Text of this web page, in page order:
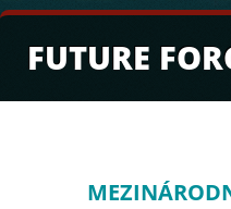
FUTURE